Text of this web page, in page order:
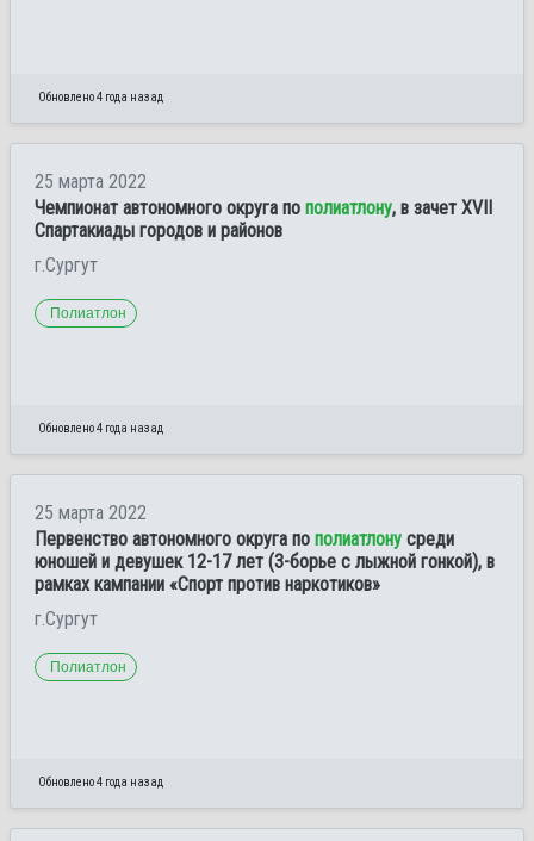
Обновлено 4 года назад
25 марта 2022
Чемпионат автономного округа по полиатлону, в зачет XVII
Спартакиады городов и районов
г.Сургут
Полиатлон
Обновлено 4 года назад
25 марта 2022
Первенство автономного округа по полиатлону среди
юношей и девушек 12-17 лет (3-борье с лыжной гонкой), в
рамках кампании «Спорт против наркотиков»
г.Сургут
Полиатлон
Обновлено 4 года назад